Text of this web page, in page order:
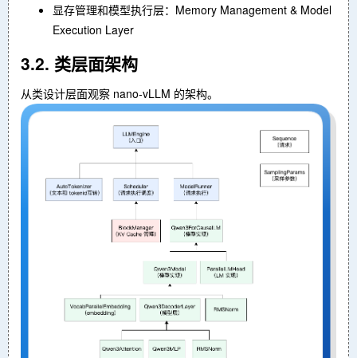
显存管理和模型执行层：Memory Management & Model
Execution Layer
3.2. 类层面架构
从类设计层面观察 nano-vLLM 的架构。